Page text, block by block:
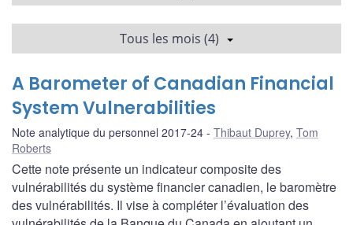
Tous les mois (4)
A Barometer of Canadian Financial
System Vulnerabilities
Note analytique du personnel 2017-24 Thibaut Duprey, Tom
Roberts
Cette note présente un indicateur composite des
vulnérabilités du système financier canadien, le baromètre
des vulnérabilités. Il vise à compléter l’évaluation des